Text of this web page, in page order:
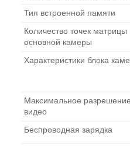
Тип встроенной памяти
Количество точек матрицы
основной камеры
Характеристики блока
Максимальное разрешение
видео
Беспроводная зарядка